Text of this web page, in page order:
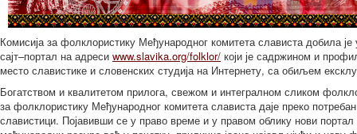
Комисија за фолклористику Међународног комитета слависта добила је
сајт–портал на адреси www.slavika.org/folklor/ који је садржином и
место славистике и словенских студија на Интернету, са обиљем
Богатством и квалитетом прилога, свежом и интегралном сликом
за фолклористику Међународног комитета слависта даје преко потребан
славистици. Појавивши се у право време и у правом облику нови